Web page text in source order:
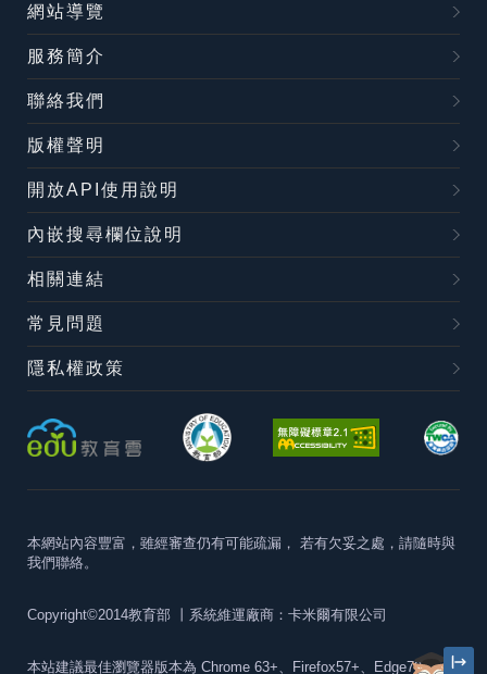
網站導覽
服務簡介
聯絡我們
版權聲明
開放API使用說明
內嵌搜尋欄位說明
相關連結
常見問題
隱私權政策
本網站內容豐富，雖經審查仍有可能疏漏， 若有欠妥之處，請隨時與
我們聯絡。
Copyright©2014教育部 丨系統維運廠商：卡米爾有限公司
本站建議最佳瀏覽器版本為 Chrome 63+、Firefox57+、Edge79+及